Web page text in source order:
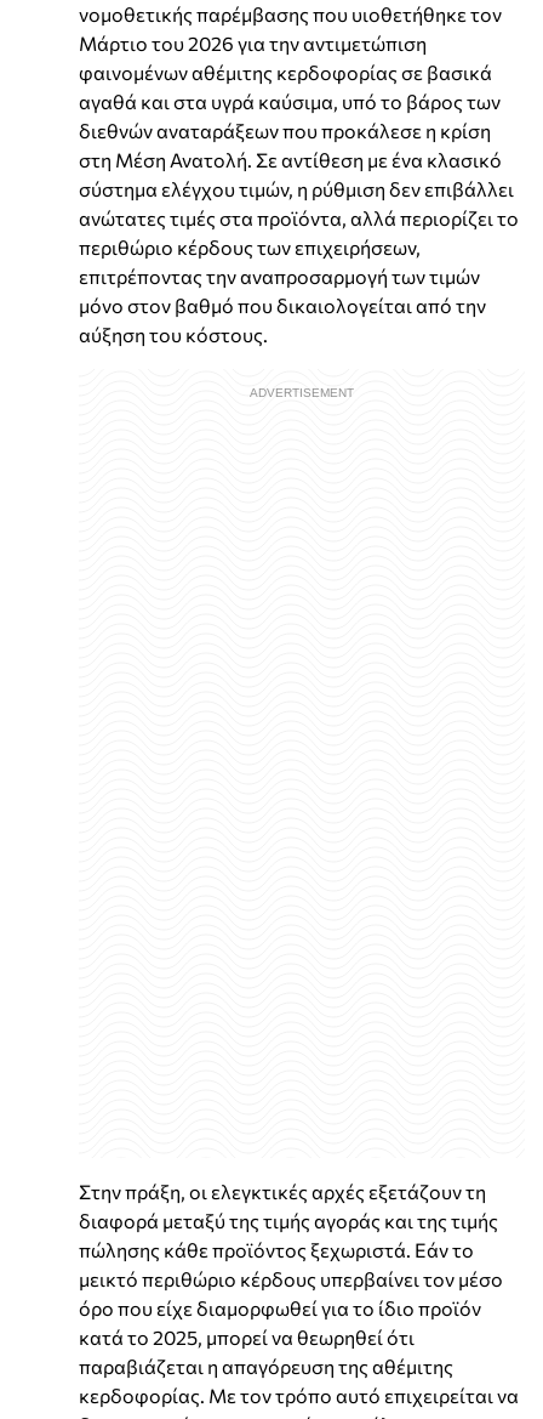
νομοθετικής παρέμβασης που υιοθετήθηκε τον
Μάρτιο του 2026 για την αντιμετώπιση
φαινομένων αθέμιτης κερδοφορίας σε βασικά
αγαθά και στα υγρά καύσιμα, υπό το βάρος των
διεθνών αναταράξεων που προκάλεσε η κρίση
στη Μέση Ανατολή. Σε αντίθεση με ένα κλασικό
σύστημα ελέγχου τιμών, η ρύθμιση δεν επιβάλλει
ανώτατες τιμές στα προϊόντα, αλλά περιορίζει το
περιθώριο κέρδους των επιχειρήσεων,
επιτρέποντας την αναπροσαρμογή των τιμών
μόνο στον βαθμό που δικαιολογείται από την
αύξηση του κόστους.
Στην πράξη, οι ελεγκτικές αρχές εξετάζουν τη
διαφορά μεταξύ της τιμής αγοράς και της τιμής
πώλησης κάθε προϊόντος ξεχωριστά. Εάν το
μεικτό περιθώριο κέρδους υπερβαίνει τον μέσο
όρο που είχε διαμορφωθεί για το ίδιο προϊόν
κατά το 2025, μπορεί να θεωρηθεί ότι
παραβιάζεται η απαγόρευση της αθέμιτης
κερδοφορίας. Με τον τρόπο αυτό επιχειρείται να